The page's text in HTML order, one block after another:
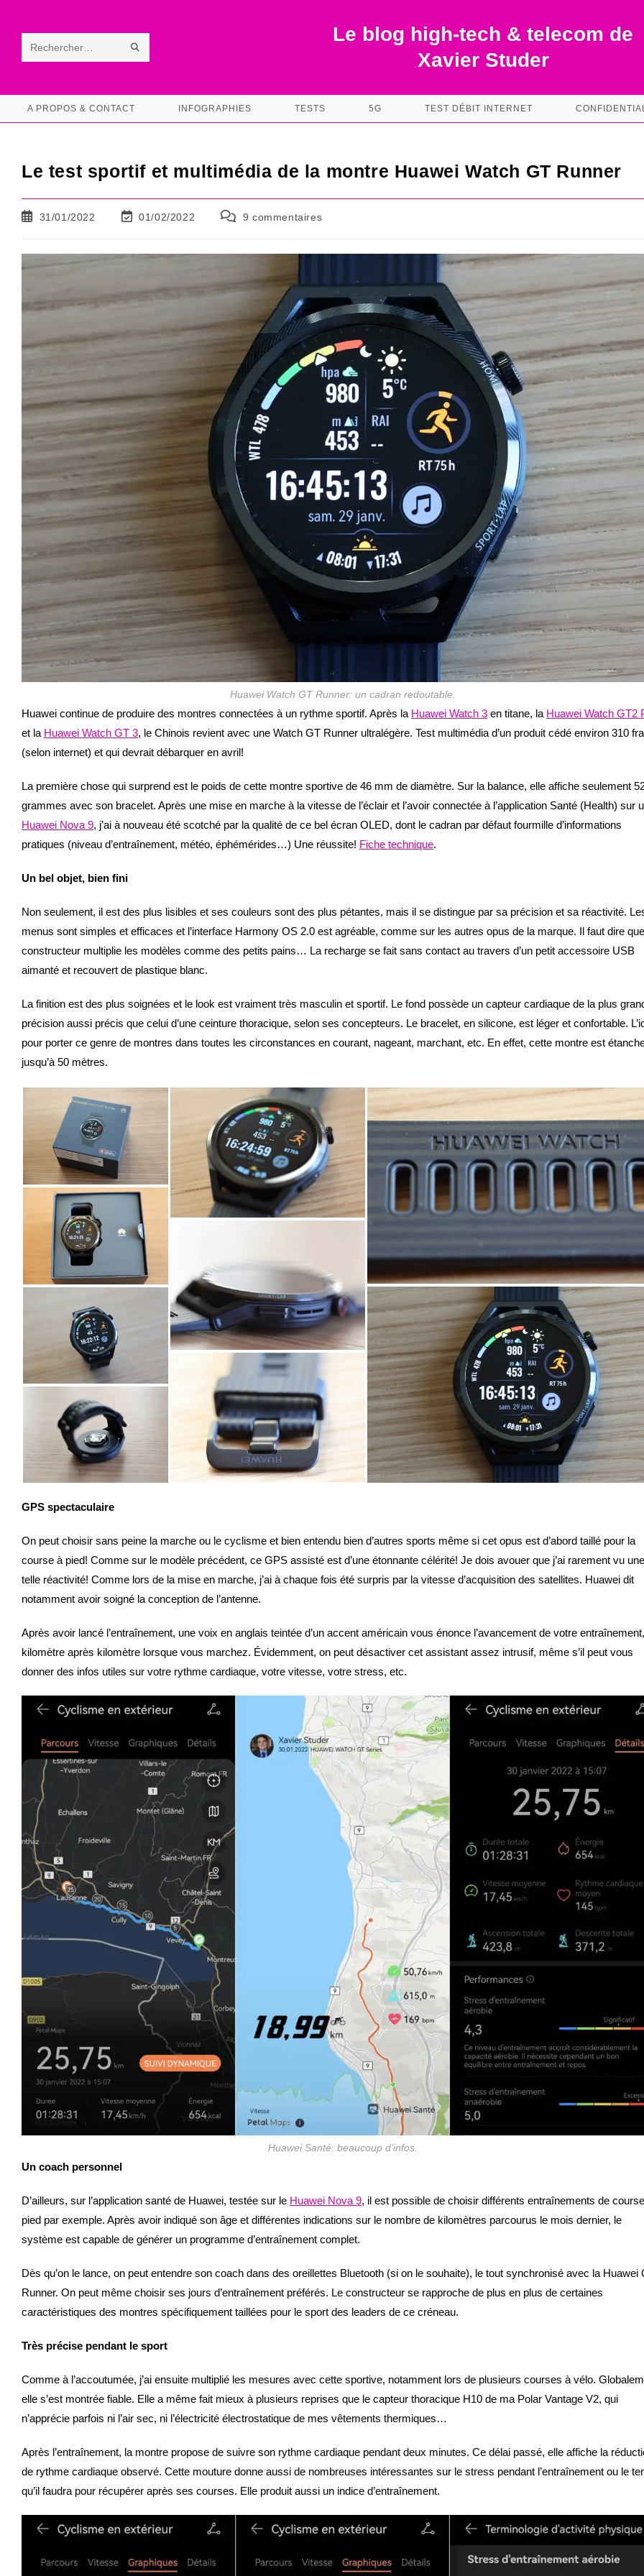
contentRechercher
ce RECHERCHE
Le blog high-tech & telecom de
Xavier Studer
A PROPOS & CONTACT INFOGRAPHIES TESTS 5G TEST DÉBIT INTERNET
Le test sportif et multimédia de la montre Huawei Watch GT Runner
Publication
31/01/2022
Dernière
la
01/02/2022
Commentaires
publication :
9 commentaires
Huawei Watch GT Runner: un cadran redoutable.
Huawei continue de produire des montres connectées à un rythme sportif. Après la Huawei Watch 3 en titane, la Huawei Watch GT2
et la Huawei Watch GT 3, le Chinois revient avec une Watch GT Runner ultralégère. Test multimédia d’un produit cédé environ 310
(selon internet) et qui devrait débarquer en avril!
La première chose qui surprend est le poids de cette montre sportive de 46 mm de diamètre. Sur la balance, elle affiche seulement
grammes avec son bracelet. Après une mise en marche à la vitesse de l’éclair et l’avoir connectée à l’application Santé (Health) sur
Huawei Nova 9, j’ai à nouveau été scotché par la qualité de ce bel écran OLED, dont le cadran par défaut fourmille d’informations
pratiques (niveau d’entraînement, météo, éphémérides…) Une réussite! Fiche technique.
Un bel objet, bien fini
Non seulement, il est des plus lisibles et ses couleurs sont des plus pétantes, mais il se distingue par sa précision et sa réactivité.
menus sont simples et efficaces et l’interface Harmony OS 2.0 est agréable, comme sur les autres opus de la marque. Il faut dire
constructeur multiplie les modèles comme des petits pains… La recharge se fait sans contact au travers d’un petit accessoire USB
aimanté et recouvert de plastique blanc.
La finition est des plus soignées et le look est vraiment très masculin et sportif. Le fond possède un capteur cardiaque de la plus
précision aussi précis que celui d’une ceinture thoracique, selon ses concepteurs. Le bracelet, en silicone, est léger et confortable.
pour porter ce genre de montres dans toutes les circonstances en courant, nageant, marchant, etc. En effet, cette montre est
jusqu’à 50 mètres.
GPS spectaculaire
On peut choisir sans peine la marche ou le cyclisme et bien entendu bien d’autres sports même si cet opus est d’abord taillé pour la
course à pied! Comme sur le modèle précédent, ce GPS assisté est d’une étonnante célérité! Je dois avouer que j’ai rarement vu une
telle réactivité! Comme lors de la mise en marche, j’ai à chaque fois été surpris par la vitesse d’acquisition des satellites. Huawei dit
notamment avoir soigné la conception de l’antenne.
Après avoir lancé l’entraînement, une voix en anglais teintée d’un accent américain vous énonce l’avancement de votre entraînement,
kilomètre après kilomètre lorsque vous marchez. Évidemment, on peut désactiver cet assistant assez intrusif, même s’il peut vous
donner des infos utiles sur votre rythme cardiaque, votre vitesse, votre stress, etc.
Huawei Santé: beaucoup d’infos.
Un coach personnel
D’ailleurs, sur l’application santé de Huawei, testée sur le Huawei Nova 9, il est possible de choisir différents entraînements de
pied par exemple. Après avoir indiqué son âge et différentes indications sur le nombre de kilomètres parcourus le mois dernier, le
système est capable de générer un programme d’entraînement complet.
Dès qu’on le lance, on peut entendre son coach dans des oreillettes Bluetooth (si on le souhaite), le tout synchronisé avec la Huawei
Runner. On peut même choisir ses jours d’entraînement préférés. Le constructeur se rapproche de plus en plus de certaines
caractéristiques des montres spécifiquement taillées pour le sport des leaders de ce créneau.
Très précise pendant le sport
Comme à l’accoutumée, j’ai ensuite multiplié les mesures avec cette sportive, notamment lors de plusieurs courses à vélo.
elle s’est montrée fiable. Elle a même fait mieux à plusieurs reprises que le capteur thoracique H10 de ma Polar Vantage V2, qui
n’apprécie parfois ni l’air sec, ni l’électricité électrostatique de mes vêtements thermiques…
Après l’entraînement, la montre propose de suivre son rythme cardiaque pendant deux minutes. Ce délai passé, elle affiche la
de rythme cardiaque observé. Cette mouture donne aussi de nombreuses intéressantes sur le stress pendant l’entraînement ou le
qu’il faudra pour récupérer après ses courses. Elle produit aussi un indice d’entraînement.